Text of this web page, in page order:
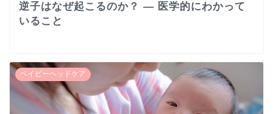
逆子はなぜ起こるのか？ ― 医学的にわかって
いること
ベイビーヘッドケア